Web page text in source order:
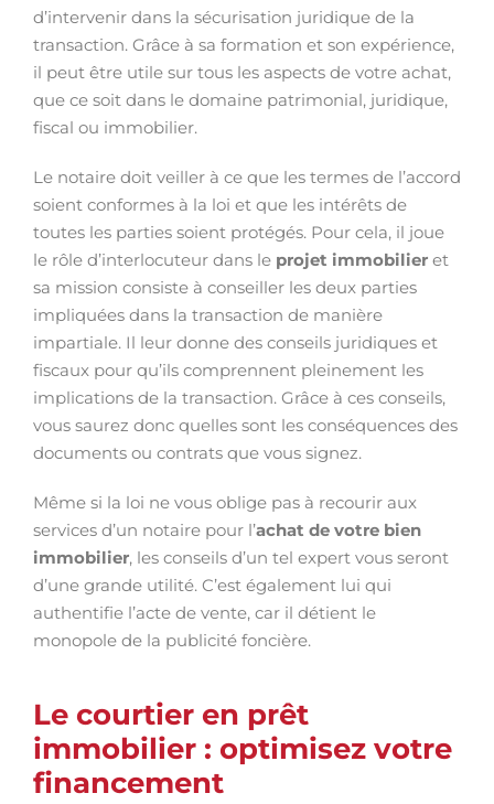
d’intervenir dans la sécurisation juridique de la
transaction. Grâce à sa formation et son expérience,
il peut être utile sur tous les aspects de votre achat,
que ce soit dans le domaine patrimonial, juridique,
fiscal ou immobilier.
Le notaire doit veiller à ce que les termes de l’accord
soient conformes à la loi et que les intérêts de
toutes les parties soient protégés. Pour cela, il joue
le rôle d’interlocuteur dans le projet immobilier et
sa mission consiste à conseiller les deux parties
impliquées dans la transaction de manière
impartiale. Il leur donne des conseils juridiques et
fiscaux pour qu’ils comprennent pleinement les
implications de la transaction. Grâce à ces conseils,
vous saurez donc quelles sont les conséquences des
documents ou contrats que vous signez.
Même si la loi ne vous oblige pas à recourir aux
services d’un notaire pour l’achat de votre bien
immobilier, les conseils d’un tel expert vous seront
d’une grande utilité. C’est également lui qui
authentifie l’acte de vente, car il détient le
monopole de la publicité foncière.
Le courtier en prêt
immobilier : optimisez votre
financement